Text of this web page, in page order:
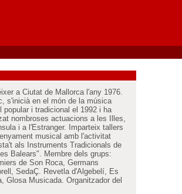
a Ciutat de Mallorca l'any 1976.
s'inicià en el món de la música
popular i tradicional el 1992 i ha
nombroses actuacions a les Illes,
i a l'Estranger. Imparteix tallers
musical amb l'activitat
als Instruments Tradicionals de
Balears". Membre dels grups:
de Son Roca, Germans
SedaÇ. Revetla d'Algebelí, Es
Glosa Musicada. Organitzador del